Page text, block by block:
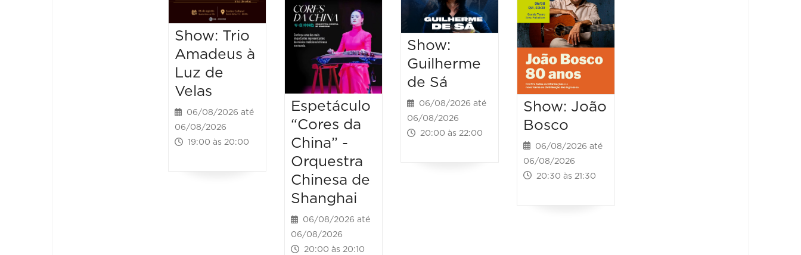
Show: Trio
Amadeus à
Luz de
Velas
06/08/2026 até
06/08/2026
19:00 às 20:00
Espetáculo
“Cores da
China” -
Orquestra
Chinesa de
Shanghai
06/08/2026 até
06/08/2026
20:00 às 20:10
Show:
Guilherme
de Sá
06/08/2026 até
06/08/2026
20:00 às 22:00
Show: João
Bosco
06/08/2026 até
06/08/2026
20:30 às 21:30